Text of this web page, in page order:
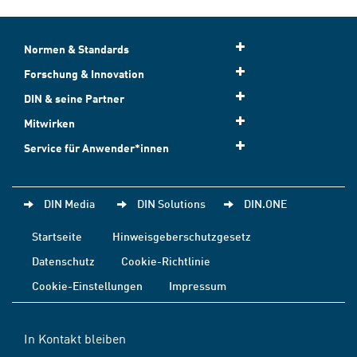
Normen & Standards
Forschung & Innovation
DIN & seine Partner
Mitwirken
Service für Anwender*innen
DIN Media DIN Solutions DIN.ONE
Startseite
Hinweisgeberschutzgesetz
Datenschutz
Cookie-Richtlinie
Cookie-Einstellungen
Impressum
In Kontakt bleiben